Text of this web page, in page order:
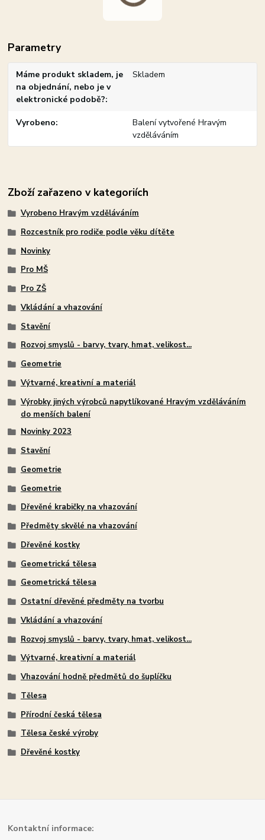
Parametry
Máme produkt skladem, je
na objednání, nebo je v
elektronické podobě?
Skladem
Vyrobeno
Balení vytvořené Hravým
vzděláváním
Zboží zařazeno v kategoriích
Vyrobeno Hravým vzděláváním
Rozcestník pro rodiče podle věku dítěte
Novinky
Pro MŠ
Pro ZŠ
Vkládání a vhazování
Stavění
Rozvoj smyslů - barvy, tvary, hmat, velikost...
Geometrie
Výtvarné, kreativní a materiál
Výrobky jiných výrobců napytlíkované Hravým vzděláváním
do menších balení
Novinky 2023
Stavění
Geometrie
Geometrie
Dřevěné krabičky na vhazování
Předměty skvělé na vhazování
Dřevěné kostky
Geometrická tělesa
Geometrická tělesa
Ostatní dřevěné předměty na tvorbu
Vkládání a vhazování
Rozvoj smyslů - barvy, tvary, hmat, velikost...
Výtvarné, kreativní a materiál
Vhazování hodně předmětů do šuplíčku
Tělesa
Přírodní česká tělesa
Tělesa české výroby
Dřevěné kostky
Kontaktní informace: